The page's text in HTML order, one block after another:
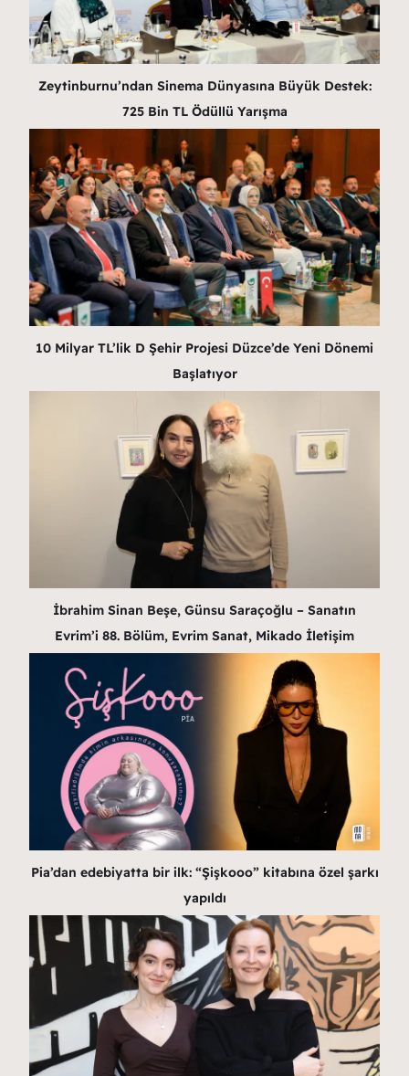
Zeytinburnu’ndan Sinema Dünyasına Büyük Destek:
725 Bin TL Ödüllü Yarışma
10 Milyar TL’lik D Şehir Projesi Düzce’de Yeni Dönemi
Başlatıyor
İbrahim Sinan Beşe, Günsu Saraçoğlu – Sanatın
Evrim’i 88. Bölüm, Evrim Sanat, Mikado İletişim
Pia’dan edebiyatta bir ilk: “Şişkooo” kitabına özel şarkı
yapıldı